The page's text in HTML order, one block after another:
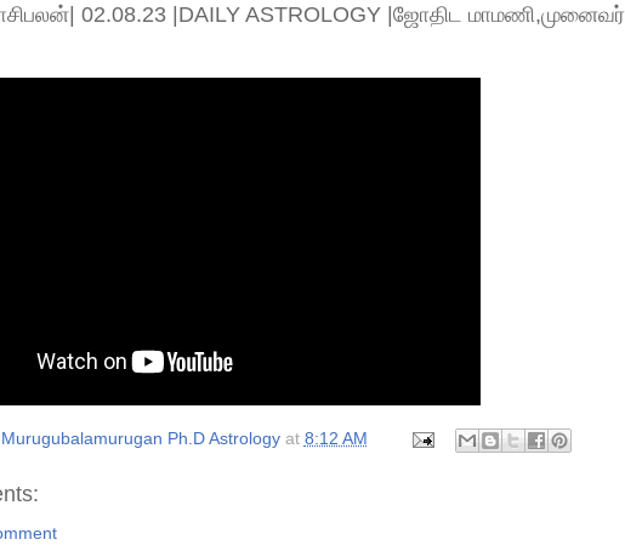
02.08.23 |DAILY ASTROLOGY |ஜோதிட மாமணி,முனைவர்
Ph.D Astrology at 8:12 AM